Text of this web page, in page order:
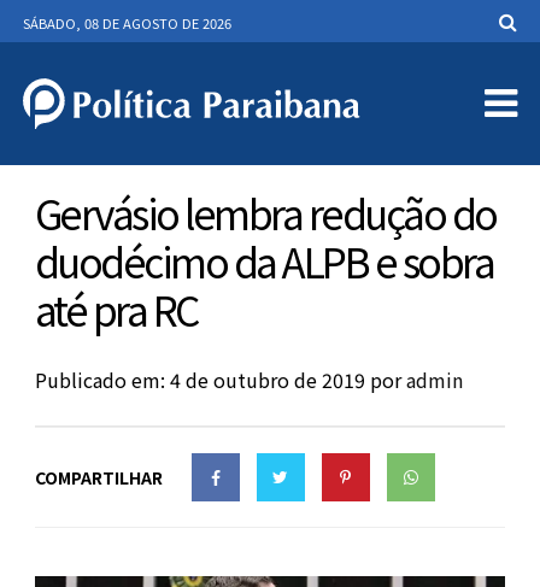
SÁBADO, 08 DE AGOSTO DE 2026
Gervásio lembra redução do
duodécimo da ALPB e sobra
até pra RC
Publicado em: 4 de outubro de 2019 poradmin
COMPARTILHAR